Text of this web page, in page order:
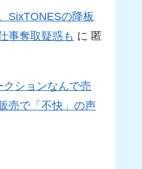
SixTONESの降板
事奪取疑惑も に 匿
ションなんで売
売で「不快」の声